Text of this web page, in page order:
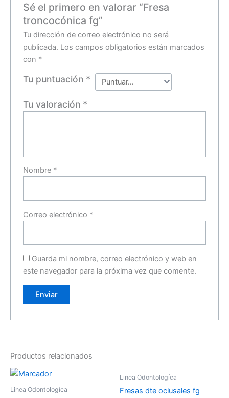
Sé el primero en valorar “Fresa
troncocónica fg”
Tu dirección de correo electrónico no será
publicada. Los campos obligatorios están marcados
con *
Tu puntuación *
Tu valoración *
Nombre *
Correo electrónico *
Guarda mi nombre, correo electrónico y web en
este navegador para la próxima vez que comente.
Productos relacionados
Linea Odontologíca
Linea Odontologíca
Fresas dte oclusales fg